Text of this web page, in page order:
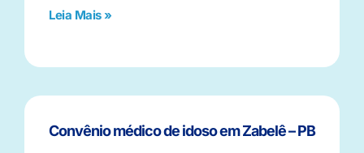
Leia Mais »
Convênio médico de idoso em Zabelê – PB